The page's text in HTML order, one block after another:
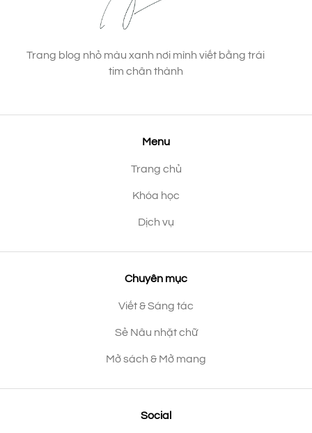
Trang blog nhỏ màu xanh nơi mình viết bằng trái
tim chân thành
Menu
Trang chủ
Khóa học
Dịch vụ
Chuyên mục
Viết & Sáng tác
Sẻ Nâu nhặt chữ
Mở sách & Mở mang
Social